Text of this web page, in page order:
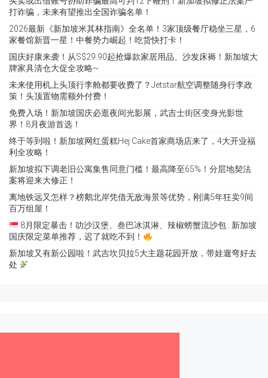
打诈骗，未来有望推出全国诈骗名单！
2026最新《新加坡米其林指南》全名单！3家顶级餐厅稳坐三星，6
家餐馆新晋一星！中餐势力崛起！吃货快打卡！
国庆好康来袭！从S$29.90起抢爆款家居用品、沙发床褥！新加坡大
牌家具清仓大促全攻略~
未来使用机上头顶行李舱都要收费了？Jetstar航空调整随身行李政
策！头顶置物需额外付费！
免费入场！新加坡国庆必逛夜间光影展，武吉士街区变身光影世
界！8月夜游首选！
终于等到啦！新加坡网红蛋糕Hej Cake首家商场店来了，4大开业福
利全攻略！
新加坡拟下调老旧公寓集售同意门槛！最高降至65%！分层地契法
案将迎来大修正！
离地铁远又怎样？榜鹅北岸凭借无敌海景等优势，刚满5年狂卖9间
百万组屋！
8月限定暴击！叻沙汉堡、叁巴冰淇淋、辣椒螃蟹流沙包…新加坡
国庆限定菜单推荐，迟了就吃不到！
新加坡又有新公园啦！武吉坎贝拉5大主题花园开放，带娃遛弯好去
处